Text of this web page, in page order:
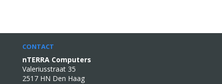
CONTACT
nTERRA Computers
Valeriusstraat 35
2517 HN Den Haag